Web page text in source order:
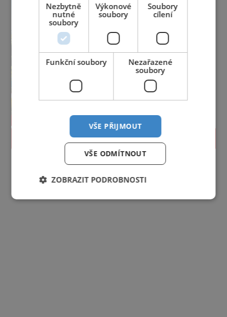
PROLISTOVAT
Nezbytně
nutné
soubory
Výkonové
soubory
Soubory
cílení
Funkční soubory
Nezařazené
soubory
VŠE PŘIJMOUT
VŠE ODMÍTNOUT
ZOBRAZIT PODROBNOSTI